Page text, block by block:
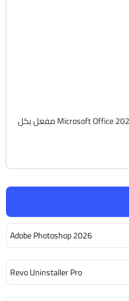
Adobe Photoshop 2026
Revo Uninstaller Pro
تحميل برنامج مايكروسوفت أوفيس Microsoft Office 2021 مفعل بكل